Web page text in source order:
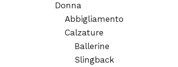
Donna
Abbigliamento
Calzature
Ballerine
Slingback